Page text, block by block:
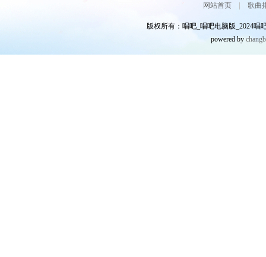
网站首页| 歌曲
版权所有：唱吧_唱吧电脑版_2024唱
powered by